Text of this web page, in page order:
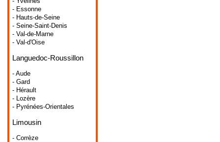
- Essonne
- Hauts-de-Seine
- Seine-Saint-Denis
- Val-de-Marne
- Val-d'Oise
Languedoc-Roussillon
- Aude
- Gard
- Hérault
- Lozère
- Pyrénées-Orientales
Limousin
- Corrèze